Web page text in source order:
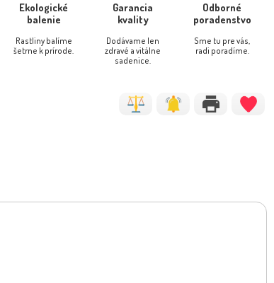
Ekologické
balenie
Rastliny balíme
šetrne k prírode.
Garancia
kvality
Dodávame len
zdravé a vitálne
sadenice.
Odborné
poradenstvo
Sme tu pre vás,
radi poradíme.